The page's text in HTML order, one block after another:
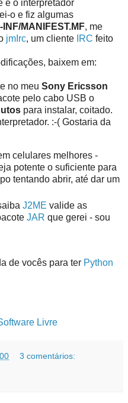
é o interpretador
o e fiz algumas
INF/MANIFEST.MF, me
jmIrc, um cliente IRC feito
baixem em:
no meu Sony Ericsson
pelo cabo USB o
para instalar, coitado.
:-( Gostaria da
celulares melhores -
potente o suficiente para
tentando abrir, até dar um
J2ME valide as
JAR que gerei - sou
de vocês para ter Python
Livre
3 comentários: